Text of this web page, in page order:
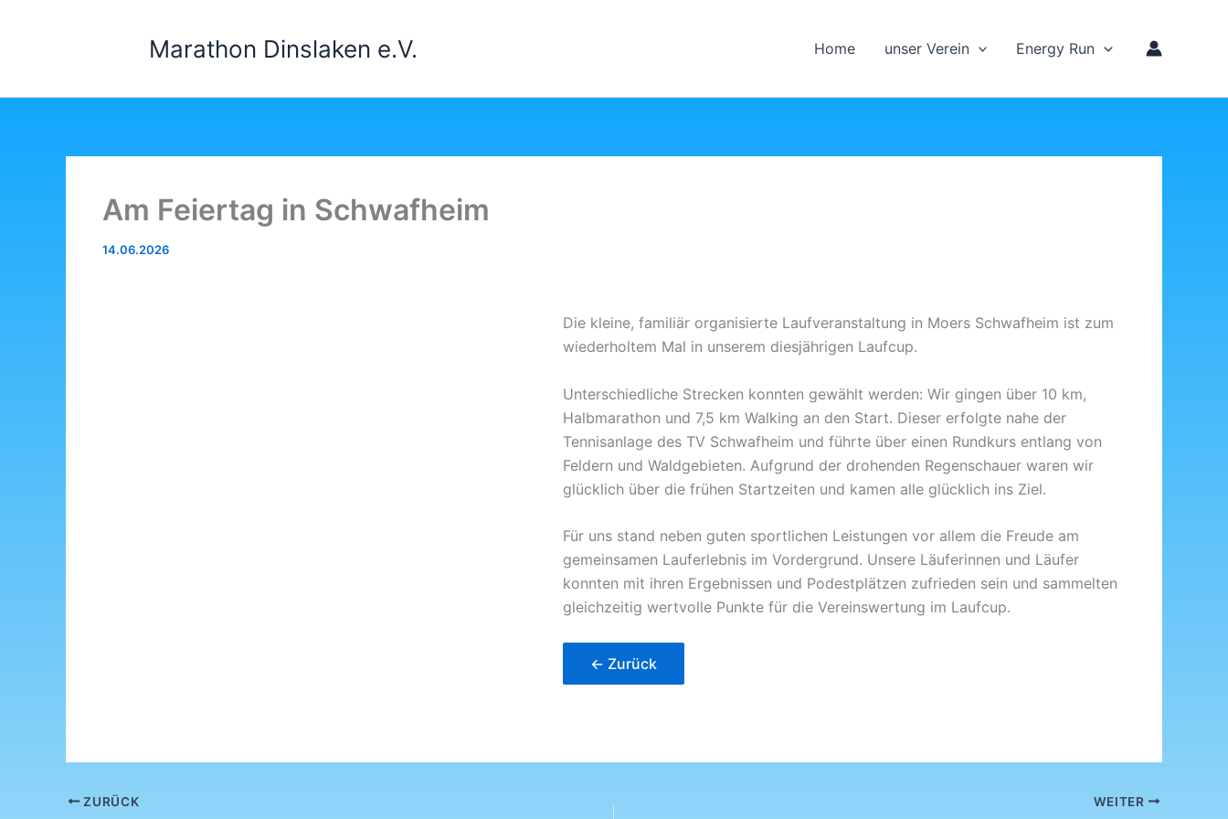
Marathon Dinslaken e.V. Home unser Verein Energy Run
Am Feiertag in Schwafheim
14.06.2026
Die kleine, familiär organisierte Laufveranstaltung in Moers Schwafheim ist zum
wiederholtem Mal in unserem diesjährigen Laufcup.
Unterschiedliche Strecken konnten gewählt werden: Wir gingen über 10 km,
Halbmarathon und 7,5 km Walking an den Start. Dieser erfolgte nahe der
Tennisanlage des TV Schwafheim und führte über einen Rundkurs entlang von
Feldern und Waldgebieten. Aufgrund der drohenden Regenschauer waren wir
glücklich über die frühen Startzeiten und kamen alle glücklich ins Ziel.
Für uns stand neben guten sportlichen Leistungen vor allem die Freude am
gemeinsamen Lauferlebnis im Vordergrund. Unsere Läuferinnen und Läufer
konnten mit ihren Ergebnissen und Podestplätzen zufrieden sein und sammelten
gleichzeitig wertvolle Punkte für die Vereinswertung im Laufcup.
← Zurück
ZURÜCK WEITER